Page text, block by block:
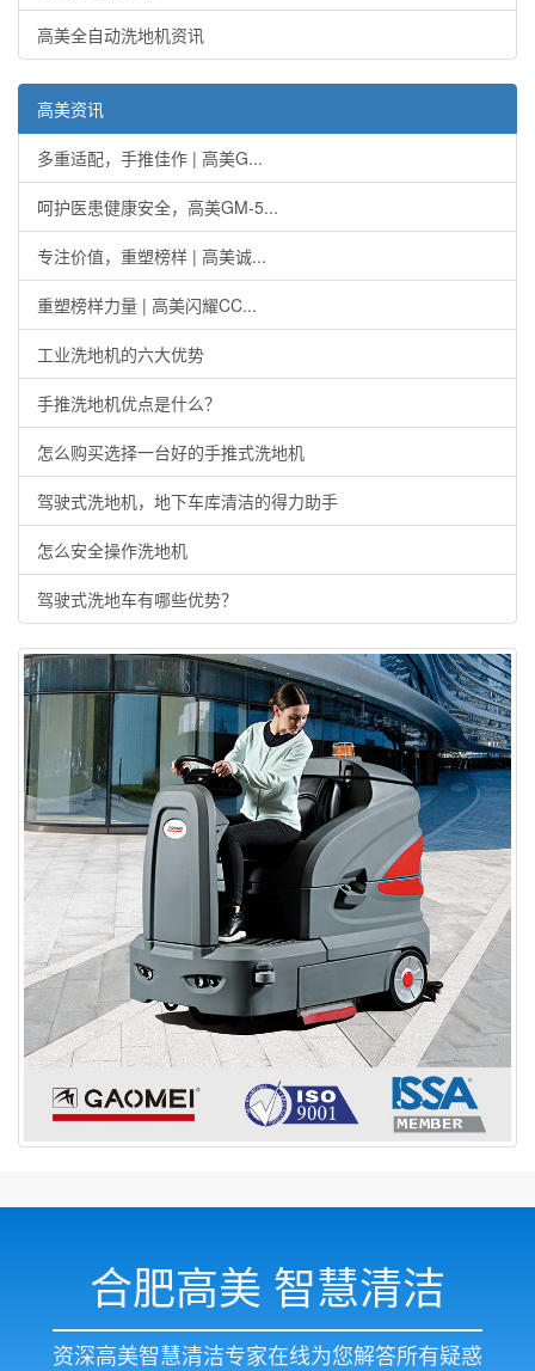
高美全自动洗地机资讯
高美资讯
多重适配，手推佳作 | 高美G...
呵护医患健康安全，高美GM-5...
专注价值，重塑榜样 | 高美诚...
重塑榜样力量 | 高美闪耀CC...
工业洗地机的六大优势
手推洗地机优点是什么？
怎么购买选择一台好的手推式洗地机
驾驶式洗地机，地下车库清洁的得力助手
怎么安全操作洗地机
驾驶式洗地车有哪些优势？
合肥高美 智慧清洁
资深高美智慧清洁专家在线为您解答所有疑惑